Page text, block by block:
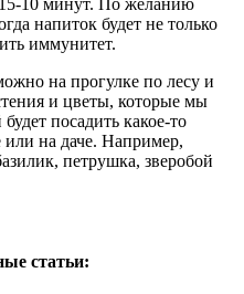
15-10 минут. По желанию
напиток будет не только
иммунитет.
на прогулке по лесу и
и цветы, которые мы
посадить какое-то
или на даче. Например,
петрушка, зверобой
статьи: